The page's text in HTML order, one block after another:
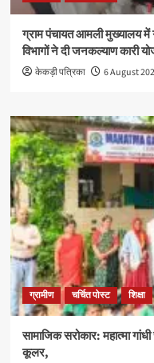
ग्राम पंचायत आमली मुख्यालय में
विभागों ने दी जनकल्याण कारी
केकड़ी पत्रिका 6 August
ग्रामीण चर्चित पोस्ट शिक्षा
सामाजिक सरोकार: महात्मा
कूलर,